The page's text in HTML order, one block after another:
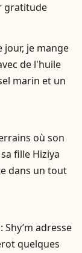
gratitude
jour, je mange
de l'huile
marin et un
où son
fille Hiziya
dans un tout
adresse
quelques